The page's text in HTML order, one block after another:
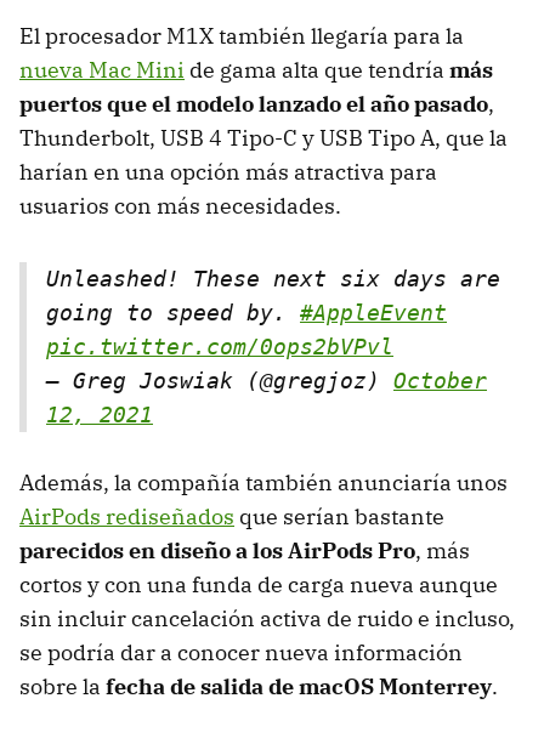
El procesador M1X también llegaría para la
nueva Mac Mini de gama alta que tendría más
puertos que el modelo lanzado el año pasado,
Thunderbolt, USB 4 Tipo-C y USB Tipo A, que la
harían en una opción más atractiva para
usuarios con más necesidades.
Unleashed! These next six days are
going to speed by. #AppleEvent
pic.twitter.com/0ops2bVPvl
— Greg Joswiak (@gregjoz) October
12, 2021
Además, la compañía también anunciaría unos
AirPods rediseñados que serían bastante
parecidos en diseño a los AirPods Pro, más
cortos y con una funda de carga nueva aunque
sin incluir cancelación activa de ruido e incluso,
se podría dar a conocer nueva información
sobre la fecha de salida de macOS Monterrey.